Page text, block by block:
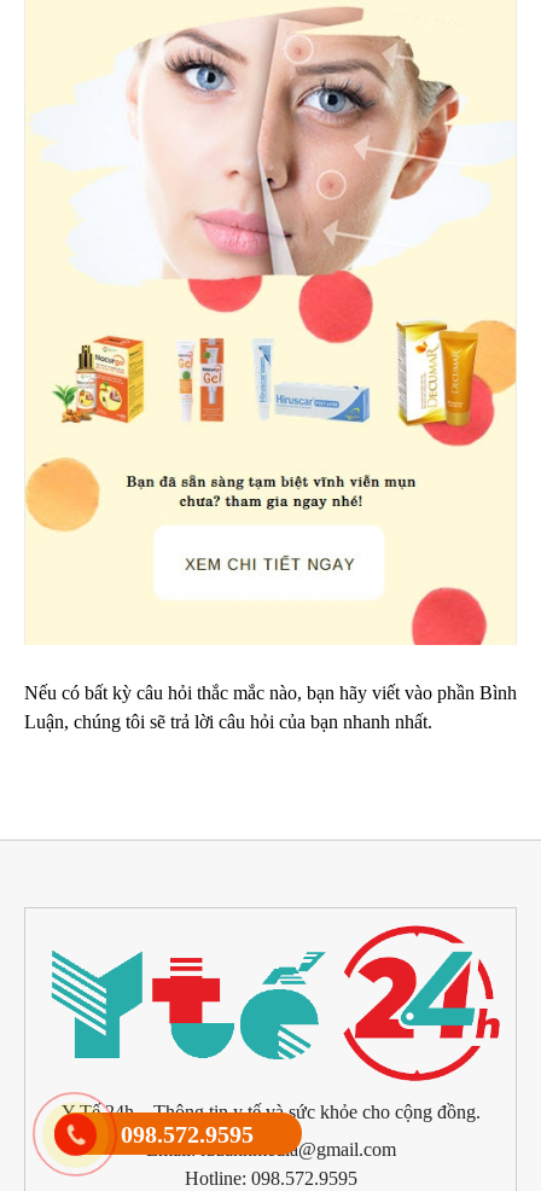
Nếu có bất kỳ câu hỏi thắc mắc nào, bạn hãy viết vào phần Bình
Luận, chúng tôi sẽ trả lời câu hỏi của bạn nhanh nhất.
Y Tế 24h – Thông tin y tế và sức khỏe cho cộng đồng.
Email: luuanhmedia@gmail.com
Hotline: 098.572.9595
098.572.9595